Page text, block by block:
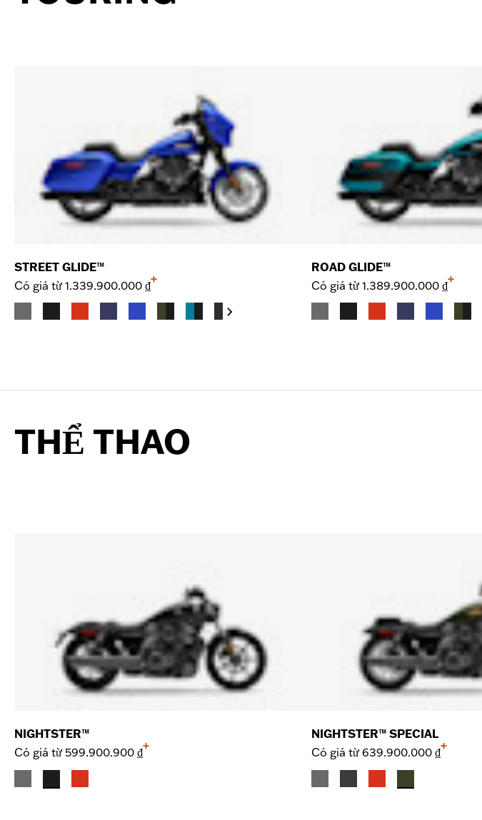
STREET GLIDE™
Có giá từ 1.339.900.000 ₫
+
ROAD GLIDE™
Có giá từ 1.389.900.000 ₫
+
THỂ THAO
NIGHTSTER™
Có giá từ 599.900.900 ₫
+
NIGHTSTER™ SPECIAL
Có giá từ 639.900.000 ₫
+